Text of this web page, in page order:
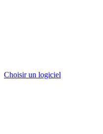
Choisir un logiciel